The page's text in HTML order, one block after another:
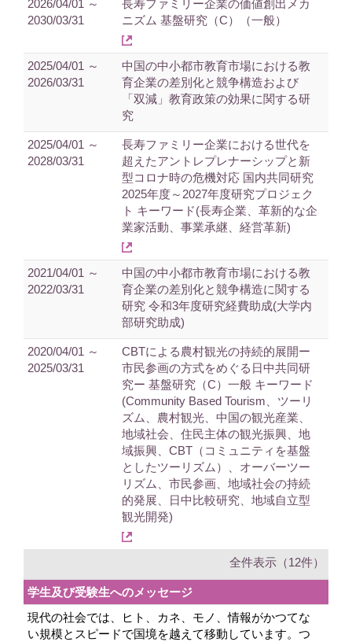
2026/04/01 ～
2030/03/31
長寿ファミリー企業の価値創出メカ
ニズム 基盤研究（C）（一般）
2025/04/01 ～
2026/03/31
中国の中小都市教育市場における教
育企業の差別化と競争構造および
「双減」教育政策の効果に関する研
究
2025/04/01 ～
2028/03/31
長寿ファミリー企業における世代を
超えたアントレプレナーシップと新
型コロナ時の危機対応 国内共同研究
2025年度～2027年度研究プロジェク
ト キーワード(長寿企業、革新的な企
業家活動、事業承継、経営革新)
2021/04/01 ～
2022/03/31
中国の中小都市教育市場における教
育企業の差別化と競争構造に関する
研究 令和3年度研究経費助成(大学内
部研究助成)
2020/04/01 ～
2025/03/31
CBTによる農村観光の持続的展開ー
市民参画の方式をめぐる日中共同研
究ー 基盤研究（C）一般 キーワード
(Community Based Tourism、ツーリ
ズム、農村観光、中国の観光産業、
地域社会、住民主体の観光振興、地
域振興、CBT（コミュニティを基盤
としたツーリズム）、オーバーツー
リズム、市民参画、地域社会の持続
的発展、日中比較研究、地域自立型
観光開発)
全件表示（12件）
学生及び受験生へのメッセージ
現代の社会では、ヒト、カネ、モノ、情報がかつてな
い規模とスピードで国境を越えて移動しています。つ